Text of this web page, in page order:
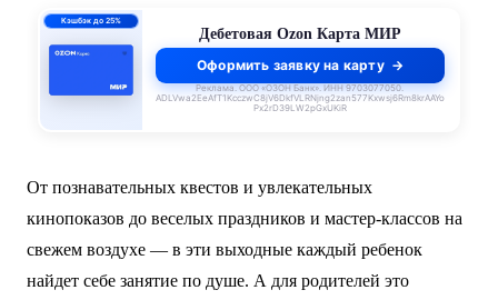
ПСК 55–62,4%
годовых
Кредитная Ozon Карта
Оформить заявку на карту
Реклама. ООО «ОЗОН Банк». ИНН 9703077050.
ADLVwa2EeAfT1KcczwC8jV6DkfVLRNjng2zan577Kxwsj6Rm8krAAYo
Px2rD39LW2pGxUKiR
От познавательных квестов и увлекательных
кинопоказов до веселых праздников и мастер-классов на
свежем воздухе — в эти выходные каждый ребенок
найдет себе занятие по душе. А для родителей это